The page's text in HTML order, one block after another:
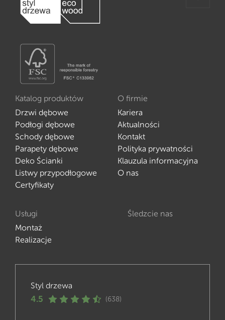
Katalog produktów
Drzwi dębowe
Podłogi dębowe
Schody dębowe
Parapety dębowe
Deko Ścianki
Listwy przypodłogowe
Certyfikaty
O firmie
Kariera
Aktualności
Kontakt
Polityka prywatności
Klauzula informacyjna
O nas
Usługi
Montaż
Realizacje
Śledzcie nas
Styl drzewa
4.5 (638)